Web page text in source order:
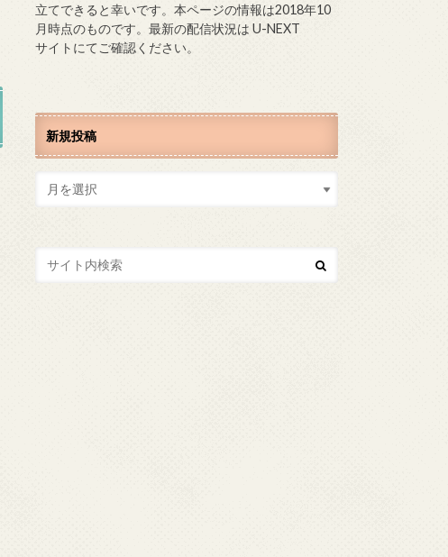
立てできると幸いです。本ページの情報は2018年10
月時点のものです。最新の配信状況は U-NEXT
サイトにてご確認ください。
新規投稿